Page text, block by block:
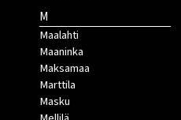
M
Maalahti
Maaninka
Maksamaa
Marttila
Masku